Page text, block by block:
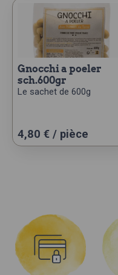
gnocchi a poeler
sch.600gr
Le sachet de 600g
4,80 € / pièce